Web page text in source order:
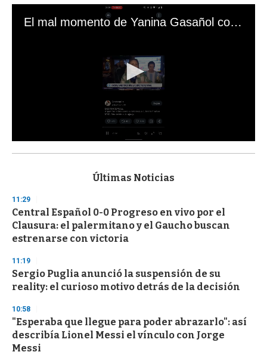
El mal momento de Yanina Gasañol con un hincha argentino en "Subrayado"
s
d
s
o
f
3
s
e
c
o
d
s
Últimas Noticias
11:29
Central Español 0-0 Progreso en vivo por el
Clausura: el palermitano y el Gaucho buscan
estrenarse con victoria
11:19
Sergio Puglia anunció la suspensión de su
reality: el curioso motivo detrás de la decisión
10:58
"Esperaba que llegue para poder abrazarlo": así
describía Lionel Messi el vínculo con Jorge
Messi